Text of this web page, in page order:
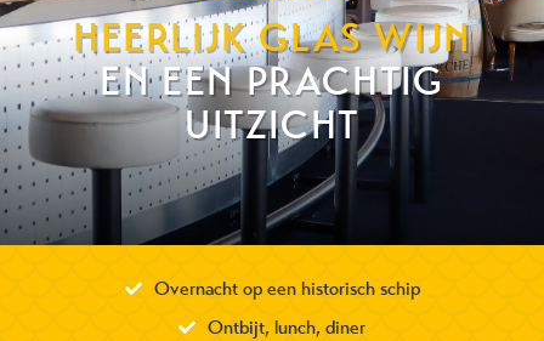
HEERLIJK GLAS WIJN
EN EEN PRACHTIG
UITZICHT
Overnacht op een historisch schip
Ontbijt, lunch, diner